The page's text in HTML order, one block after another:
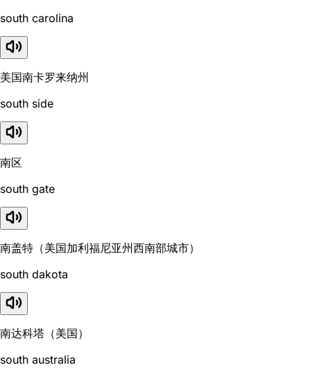
south carolina
美国南卡罗来纳州
south side
南区
south gate
南盖特（美国加利福尼亚州西南部城市）
south dakota
南达科塔（美国）
south australia